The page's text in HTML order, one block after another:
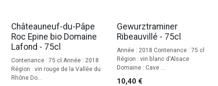
Châteauneuf-du-Pâpe
Roc Epine bio Domaine
Lafond - 75cl
Contenance : 75 cl Année : 2018
Région : vin rouge de la Vallée du
Rhône Do...
Gewurztraminer
Ribeauvillé - 75cl
Année : 2018 Contenance : 75 cl
Région : vin blanc d'Alsace
Domaine : Cave ...
10,40€